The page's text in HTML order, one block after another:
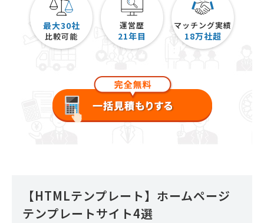
最大30社
比較可能
運営歴
21年目
マッチング実績
18万社超
【HTMLテンプレート】ホームページ
テンプレートサイト4選